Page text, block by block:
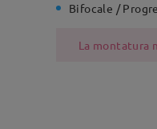
Bifocale /
La montatura